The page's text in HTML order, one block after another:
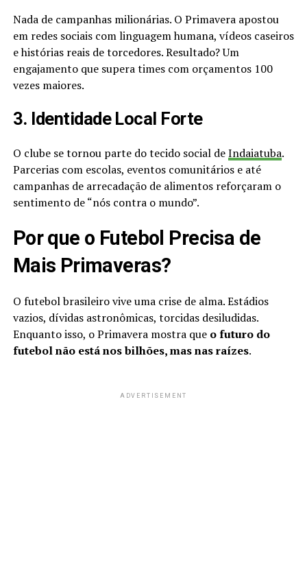
Nada de campanhas milionárias. O Primavera apostou
em redes sociais com linguagem humana, vídeos caseiros
e histórias reais de torcedores. Resultado? Um
engajamento que supera times com orçamentos 100
vezes maiores.
3. Identidade Local Forte
O clube se tornou parte do tecido social deIndaiatuba.
Parcerias com escolas, eventos comunitários e até
campanhas de arrecadação de alimentos reforçaram o
sentimento de “nós contra o mundo”.
Por que o Futebol Precisa de
Mais Primaveras?
O futebol brasileiro vive uma crise de alma. Estádios
vazios, dívidas astronômicas, torcidas desiludidas.
Enquanto isso, o Primavera mostra que o futuro do
futebol não está nos bilhões, mas nas raízes.
ADVERTISEMENT